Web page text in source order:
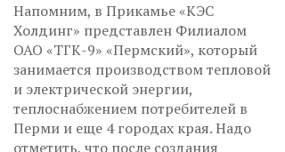
Напомним, в Прикамье «КЭС
Холдинг» представлен Филиалом
ОАО «ТГК-9» «Пермский», который
занимается производством тепловой
и электрической энергии,
теплоснабжением потребителей в
Перми и еще 4 городах края. Надо
отметить, что после создания